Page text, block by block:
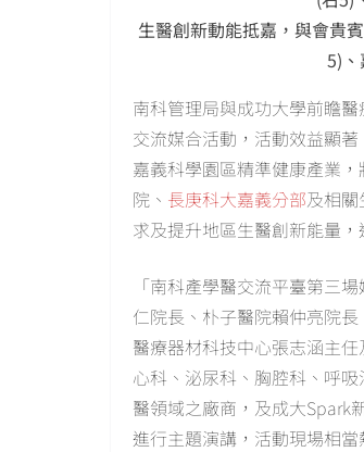
生醫創新動能抵嘉，與會貴
5)
南科管理局與成功大學前瞻
交流媒合活動，活動效益顯
嘉義科學園區精準健康產業
院、 長庚科大嘉義分部及相
求及提升地區生醫創新能量
「南科產學醫交流平臺第三
仁院長、朴子醫院賴仲亮院
醫療器材科技中心張志涵主
心科、泌尿科、胸腔科、呼
醫領域之廠商，及成大Spark
進行主題演講，活動現場相當